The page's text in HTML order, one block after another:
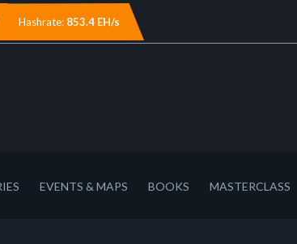
Hashrate: 853.4 EH/s
EVENTS & MAPS BOOKS MASTERCLASS